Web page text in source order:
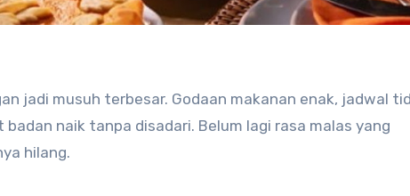
jadi musuh terbesar. Godaan makanan enak, jadwal
naik tanpa disadari. Belum lagi rasa malas yang
hilang.